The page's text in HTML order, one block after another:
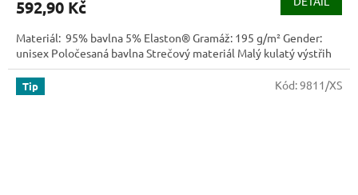
592,90 Kč
Materiál: 95% bavlna 5% Elaston® Gramáž: 195 g/m² Gender:
unisex Poločesaná bavlna Strečový materiál Malý kulatý výstřih
Tip Kód:9811/XS